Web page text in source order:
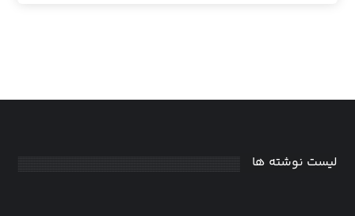
لیست نوشته ها